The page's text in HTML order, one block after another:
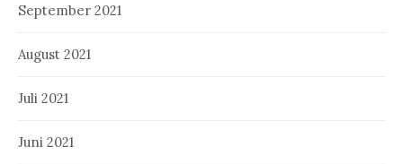
September 2021
August 2021
Juli 2021
Juni 2021